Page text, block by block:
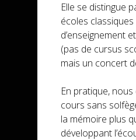
Elle se distingue
écoles
d’enseignement
(pas de cursus
mais un concert
En pratique,
cours sans
la mémoire plus
développant